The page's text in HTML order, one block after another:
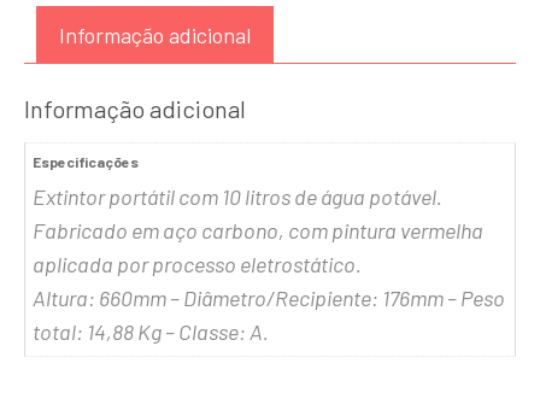
Informação adicional
Informação adicional
Especificações
Extintor portátil com 10 litros de água potável.
Fabricado em aço carbono, com pintura vermelha
aplicada por processo eletrostático.
Altura: 660mm – Diâmetro/Recipiente: 176mm – Peso
total: 14,88 Kg – Classe: A.